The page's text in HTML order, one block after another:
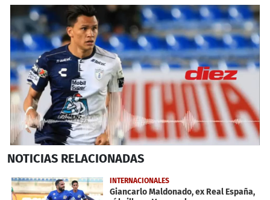
seconds
6
minutes,
31
NOTICIAS RELACIONADAS
INTERNACIONALES
Giancarlo Maldonado, ex Real España,